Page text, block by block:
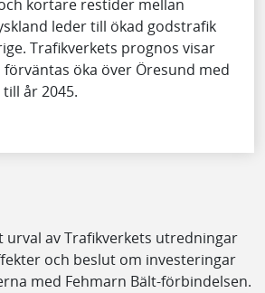
kortare restider mellan
leder till ökad godstrafik
Trafikverkets prognos visar
öka över Öresund med
till år 2045.
urval av Trafikverkets utredningar
och beslut om investeringar
med Fehmarn Bält-förbindelsen.